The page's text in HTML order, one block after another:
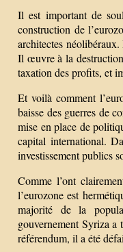
Il est important de
construction de
architectes
Il œuvre à la destruction
taxation des profits, et
Et voilà comment
baisse des guerres
mise en place de
capital international.
investissement publics
Comme l’ont
l’eurozone est
majorité de la
gouvernement Syriza
référendum, il a été